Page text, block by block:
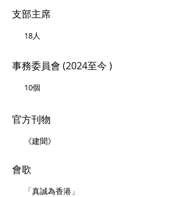
支部主席
18人
事務委員會 (2024至今 )
10個
官方刊物
《建聞》
會歌
「真誠為香港」